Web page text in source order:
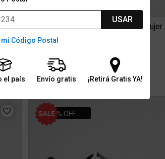
USAR
mi Código Postal
el país Envío gratis ¡Retirá Gratis YA!
Zapatillas Puma Rbd Break Low Mujer
$129.999
3 cuotas sin interés de $43.333
Stock para envío
11% OFF